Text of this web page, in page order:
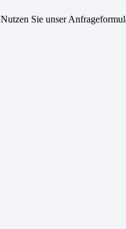
Nutzen Sie unser